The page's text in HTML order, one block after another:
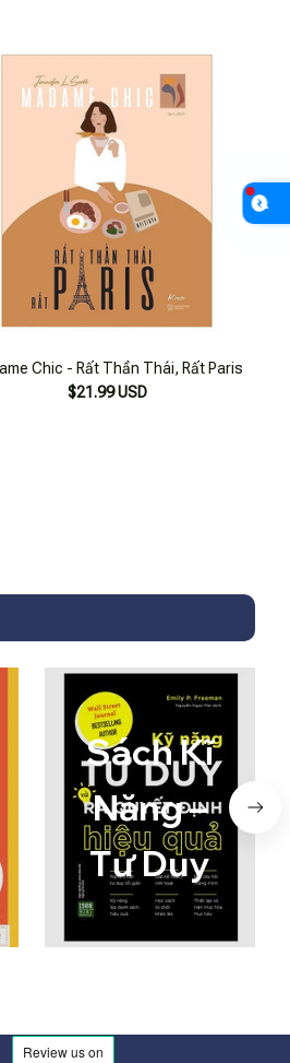
Chic - Rất Thần Thái, Rất Paris
$21.99 USD
Sách Kĩ
Năng –
Tư Duy